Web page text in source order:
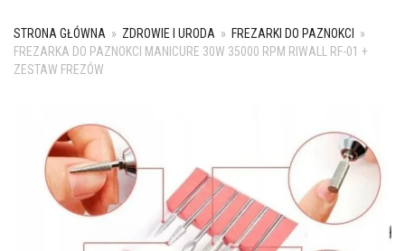
STRONA GŁÓWNA » ZDROWIE I URODA » FREZARKI DO PAZNOKCI
»
FREZARKA DO PAZNOKCI MANICURE 30W 35000 RPM RIWALL RF-01 +
ZESTAW FREZÓW